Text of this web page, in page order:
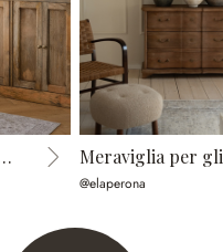
intramontabile
@elaperona